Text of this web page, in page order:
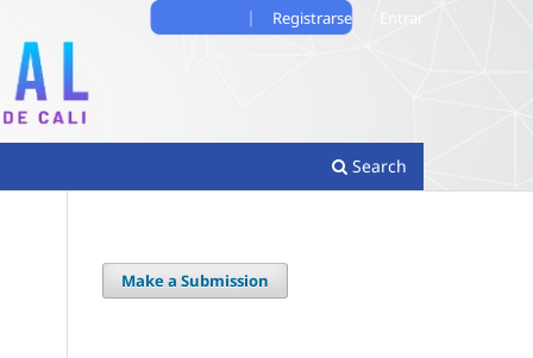
Search
Registrarse
Make a Submission